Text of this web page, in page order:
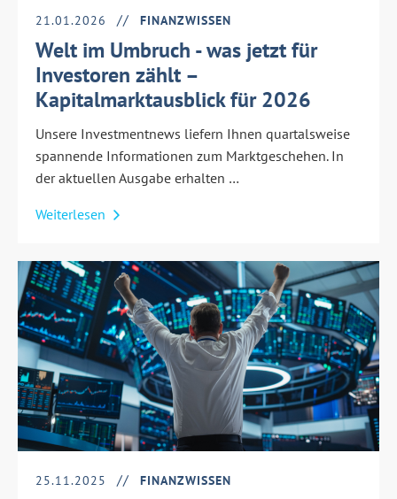
21.01.2026 FINANZWISSEN
Welt im Umbruch - was jetzt für
Investoren zählt –
Kapitalmarktausblick für 2026
Unsere Investmentnews liefern Ihnen quartalsweise
spannende Informationen zum Marktgeschehen. In
der aktuellen Ausgabe erhalten …
Weiterlesen
25.11.2025 FINANZWISSEN